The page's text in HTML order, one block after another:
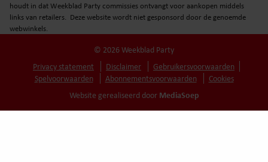
houdt in dat Weekblad Party commissies ontvangt voor aankopen middels
links van retailers. Deze website wordt niet gesponsord door de genoemde
webwinkels.
© 2026 Weekblad Party
Privacy statement
Disclaimer
Gebruikersvoorwaarden
Spelvoorwaarden
Abonnementsvoorwaarden
Cookies
Website gerealiseerd door MediaSoep